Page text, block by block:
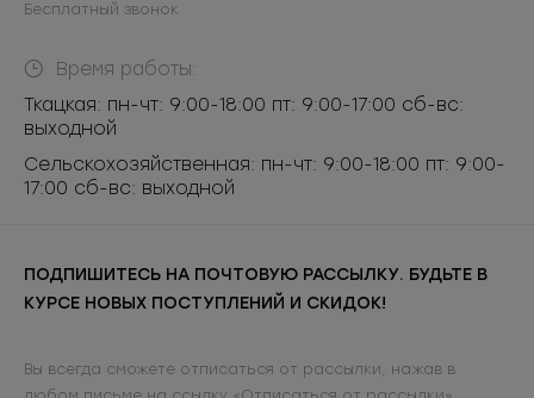
Бесплатный звонок
Время работы:
Ткацкая: пн-чт: 9:00-18:00 пт: 9:00-17:00 сб-вс:
выходной
Сельскохозяйственная: пн-чт: 9:00-18:00 пт: 9:00-
17:00 сб-вс: выходной
ПОДПИШИТЕСЬ НА ПОЧТОВУЮ РАССЫЛКУ. БУДЬТЕ В
КУРСЕ НОВЫХ ПОСТУПЛЕНИЙ И СКИДОК!
Вы всегда сможете отписаться от рассылки, нажав в